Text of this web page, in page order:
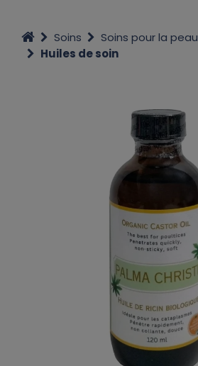
Soins
Soins pour la peau
Huiles de soin